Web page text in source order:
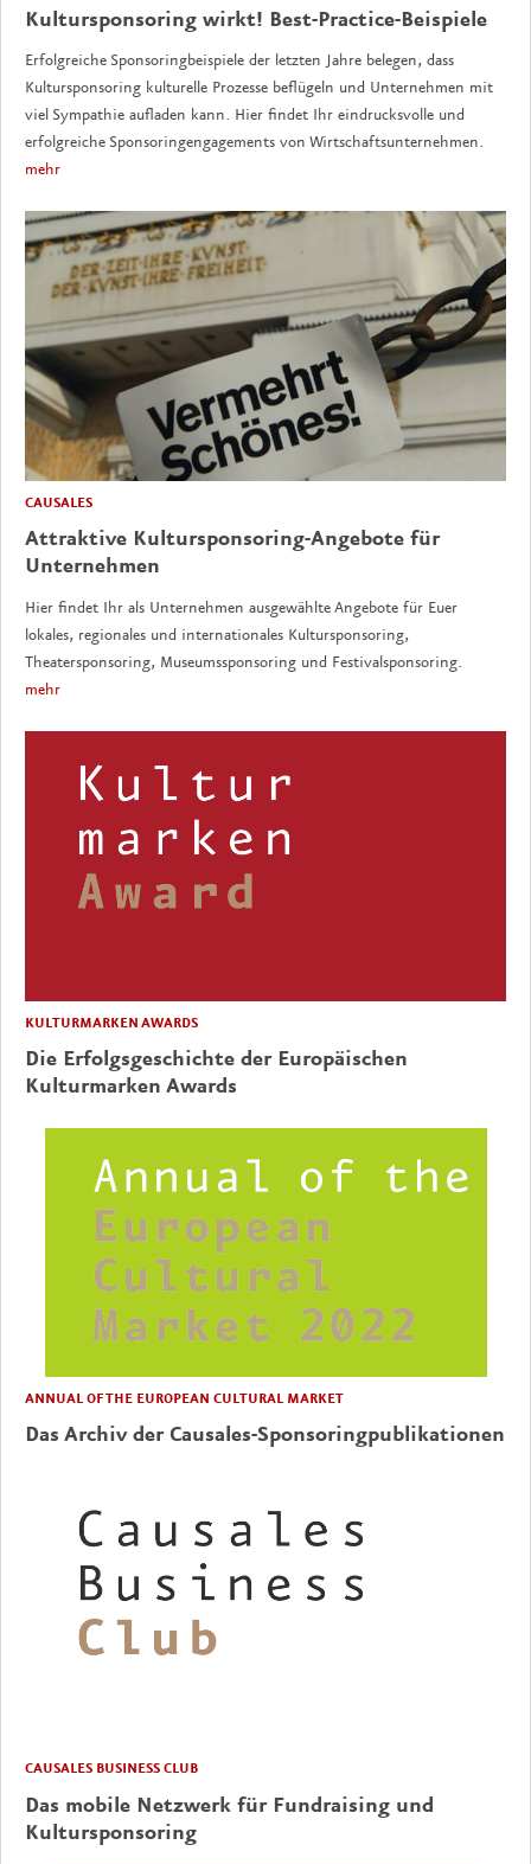
Kultursponsoring wirkt! Best-Practice-Beispiele
Erfolgreiche Sponsoringbeispiele der letzten Jahre belegen, dass
Kultursponsoring kulturelle Prozesse beflügeln und Unternehmen mit
viel Sympathie aufladen kann. Hier findet Ihr eindrucksvolle und
erfolgreiche Sponsoringengagements von Wirtschaftsunternehmen.
mehr
CAUSALES
Attraktive Kultursponsoring-Angebote für
Unternehmen
Hier findet Ihr als Unternehmen ausgewählte Angebote für Euer
lokales, regionales und internationales Kultursponsoring,
Theatersponsoring, Museumssponsoring und Festivalsponsoring.
mehr
KULTURMARKEN AWARDS
Die Erfolgsgeschichte der Europäischen
Kulturmarken Awards
ANNUAL OF THE EUROPEAN CULTURAL MARKET
Das Archiv der Causales-Sponsoringpublikationen
CAUSALES BUSINESS CLUB
Das mobile Netzwerk für Fundraising und
Kultursponsoring